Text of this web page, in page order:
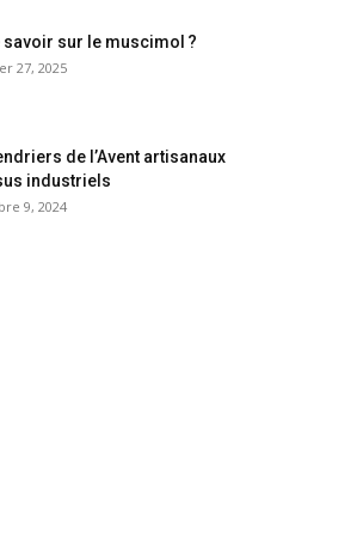
savoir sur le muscimol ?
27, 2025
de l’Avent artisanaux
industriels
9, 2024